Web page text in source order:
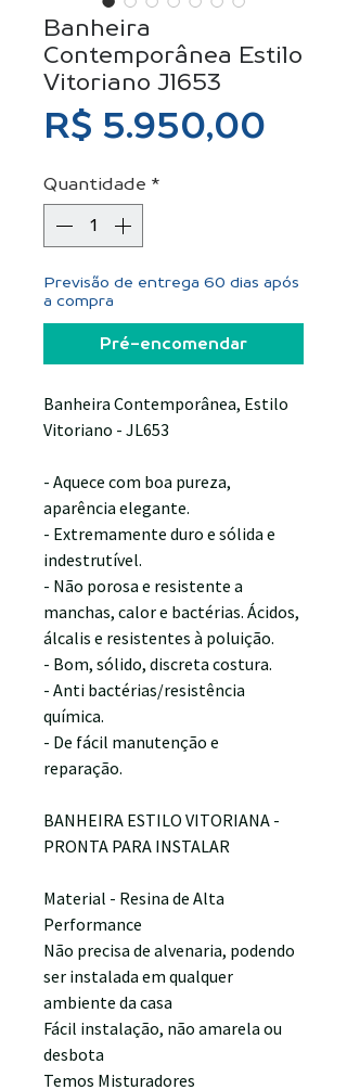
Banheira
Contemporânea Estilo
Vitoriano Jl653
R$ 5.950,00
Quantidade *
Previsão de entrega 60 dias após
a compra
Pré-encomendar
Banheira Contemporânea, Estilo
Vitoriano - JL653
- Aquece com boa pureza,
aparência elegante.
- Extremamente duro e sólida e
indestrutível.
- Não porosa e resistente a
manchas, calor e bactérias. Ácidos,
álcalis e resistentes à poluição.
- Bom, sólido, discreta costura.
- Anti bactérias/resistência
química.
- De fácil manutenção e
reparação.
BANHEIRA ESTILO VITORIANA -
PRONTA PARA INSTALAR
Material - Resina de Alta
Performance
Não precisa de alvenaria, podendo
ser instalada em qualquer
ambiente da casa
Fácil instalação, não amarela ou
desbota
Temos Misturadores